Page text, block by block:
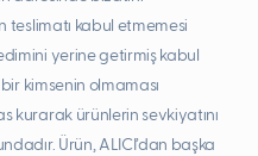
teslimatı kabul etmemesi
yerine getirmiş kabul
kimsenin olmaması
kurarak ürünlerin sevkiyatını
Ürün, ALICI’dan başka